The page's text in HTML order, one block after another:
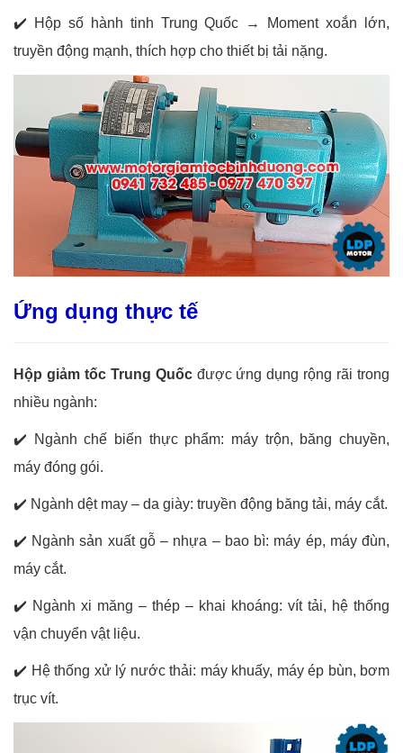
✔️
Hộp số hành tinh Trung Quốc → Moment xoắn lớn,
truyền động mạnh, thích hợp cho thiết bị tải nặng.
Ứng dụng thực tế
Hộp giảm tốc Trung Quốcđược ứng dụng rộng rãi trong
nhiều ngành:
✔️
Ngành chế biến thực phẩm: máy trộn, băng chuyền,
máy đóng gói.
✔️ Ngành dệt may – da giày: truyền động băng tải, máy cắt.
✔️ Ngành sản xuất gỗ – nhựa – bao bì: máy ép, máy đùn,
máy cắt.
✔️ Ngành xi măng – thép – khai khoáng: vít tải, hệ thống
vận chuyển vật liệu.
✔️ Hệ thống xử lý nước thải: máy khuấy, máy ép bùn, bơm
trục vít.